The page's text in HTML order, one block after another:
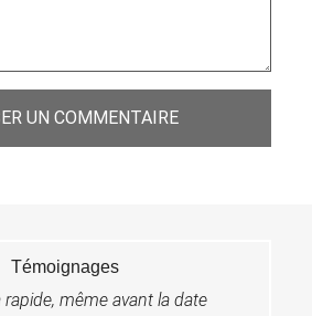
UN COMMENTAIRE
Témoignages
rapide, même avant la date